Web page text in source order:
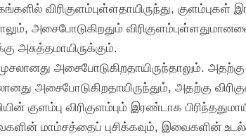
விரிகுளம்புள்ளதாயிருந்து,
அசைபோடுகிறதும்
அசுத்தமாயிருக்கும்.
அசைபோடுகிறதாயிருந்தாலும்.
அசைபோடுகிறதாயிருந்தும், அதற்கு
குளம்பு விரிகுளம்பும் இரண்டாக
மாம்சத்தைப் புசிக்கவும், இவைகளின்